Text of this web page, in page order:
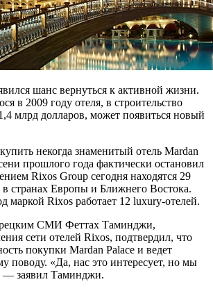
шанс вернуться к активной жизни.
в 2009 году отеля, в строительство
млрд долларов, может появиться новый
некогда знаменитый отель Mardan
прошлого года фактически остановил
Rixos Group сегодня находятся 29
в странах Европы и Ближнего Востока.
маркой Rixos работает 12 luxury-отелей.
СМИ Феттах Таминджи,
сети отелей Rixos, подтвердил, что
покупки Mardan Palace и ведет
поводу. «Да, нас это интересует, но мы
— заявил Таминджи.